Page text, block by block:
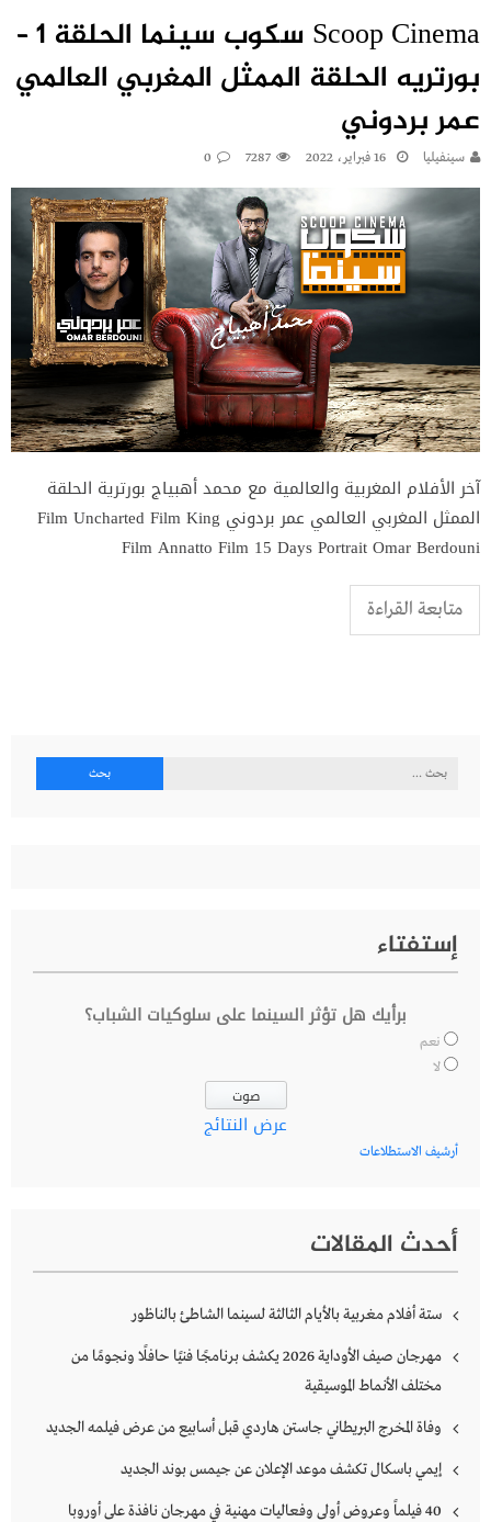
Scoop Cinema سكوب سينما الحلقة 1 –
بورتريه الحلقة الممثل المغربي العالمي
عمر بردوني
سينفيليا 16 فبراير، 2022 7287
0
آخر الأفلام المغربية والعالمية مع محمد أهبياج بورترية الحلقة
الممثل المغربي العالمي عمر بردوني Film Uncharted Film King
Film Annatto Film 15 Days Portrait Omar Berdouni
متابعة القراءة
البحث
إستفتاء
برأيك هل تؤثر السينما على سلوكيات الشباب؟
نعم
لا
عرض النتائج
أرشيف الاستطلاعات
أحدث المقالات
ستة أفلام مغربية بالأيام الثالثة لسينما الشاطئ بالناظور
مهرجان صيف الأوداية 2026 يكشف برنامجًا فنيًا حافلًا ونجومًا من
مختلف الأنماط الموسيقية
وفاة المخرج البريطاني جاستن هاردي قبل أسابيع من عرض فيلمه الجديد
إيمي باسكال تكشف موعد الإعلان عن جيمس بوند الجديد
40 فيلماً وعروض أولى وفعاليات مهنية في مهرجان نافذة على أوروبا